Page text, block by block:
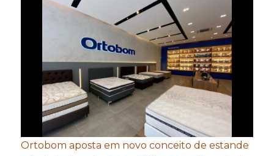
Ortobom aposta em novo conceito de estande